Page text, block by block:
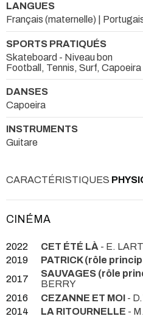
LANGUES
Français (maternelle) |
SPORTS PRATIQUÉS
Skateboard - Niveau bon
Football, Tennis, Surf, Capoeira
DANSES
Capoeira
INSTRUMENTS
Guitare
CARACTÉRISTIQUES
CINÉMA
2022 CET ÉTÉ LÀ - E.
2019
PATRICK (rôle
2017
SAUVAGES (rôle
BERRY
2016
CEZANNE ET MOI -
2014
LA RITOURNELLE -